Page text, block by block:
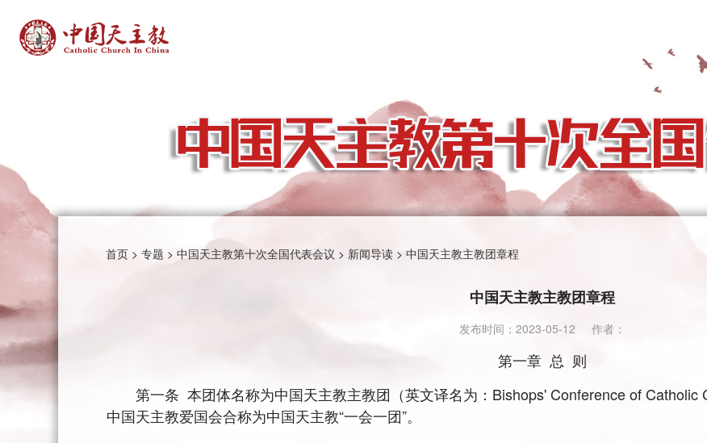
首页 > 专题 > 中国天主教第十次全国代表会议 > 新闻导读 > 中国天主教主教团章程
中国天主教主教团章程
发布时间： 2023-05-12 作者：
第一章 总 则
第一条 本团体名称为中国天主教主教团（英文译名为：Bishops' Conference of Catholic
中国天主教爱国会合称为中国天主教“一会一团”。